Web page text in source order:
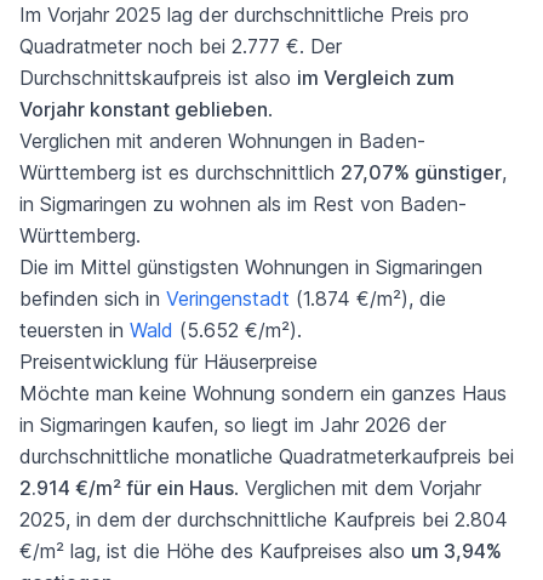
Im Vorjahr 2025 lag der durchschnittliche Preis pro
Quadratmeter noch bei 2.777 €. Der
Durchschnittskaufpreis ist also im Vergleich zum
Vorjahr konstant geblieben.
Verglichen mit anderen Wohnungen in Baden-
Württemberg ist es durchschnittlich 27,07% günstiger,
in Sigmaringen zu wohnen als im Rest von Baden-
Württemberg.
Die im Mittel günstigsten Wohnungen in Sigmaringen
befinden sich in Veringenstadt (1.874 €/m²), die
teuersten in Wald (5.652 €/m²).
Preisentwicklung für Häuserpreise
Möchte man keine Wohnung sondern ein ganzes Haus
in Sigmaringen kaufen, so liegt im Jahr 2026 der
durchschnittliche monatliche Quadratmeterkaufpreis bei
2.914 €/m² für ein Haus. Verglichen mit dem Vorjahr
2025, in dem der durchschnittliche Kaufpreis bei 2.804
€/m² lag, ist die Höhe des Kaufpreises also um 3,94%